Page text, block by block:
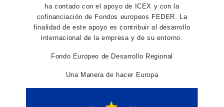
ha contado con el apoyo de ICEX y con la
cofinanciación de Fondos europeos FEDER. La
finalidad de este apoyo es contribuir al desarrollo
internacional de la empresa y de su entorno.
Fondo Europeo de Desarrollo Regional
Una Manera de hacer Europa